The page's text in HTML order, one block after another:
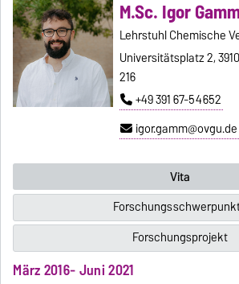
M.Sc. Igor
Lehrstuhl Chemische
Universitätsplatz 2,
216
+49 391 67-54652
igor.gamm@ovgu.de
Vita
Forschungsprojekt
März 2016- Juni 2021